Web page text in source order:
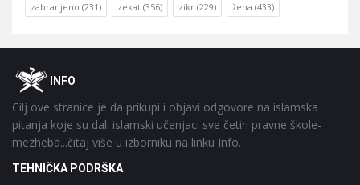
zabranjeno (231) zekat (356) zikr (229) žena (433)
FooterOINFO
Cilj ove stranice je da prikupi i objavi odgovore na islamska
pitanja koje su dali islamski učenjaci sve četiri pravne škole-
mezheba...čitaj više u izborniku na linku Info.
TEHNIČKA PODRŠKA